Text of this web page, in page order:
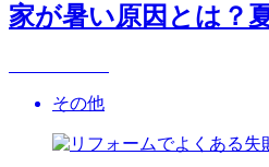
家が暑い原因とは？
その他